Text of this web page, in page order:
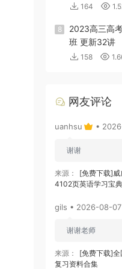
164
8
2023高三高
班 更新32讲
158
网友评论
uanhsu •
谢谢
来源：
[免费下载]
4102页英语学习宝
gils • 2026-08-07
谢谢老师
来源：
[免费下载]全
复习资料合集